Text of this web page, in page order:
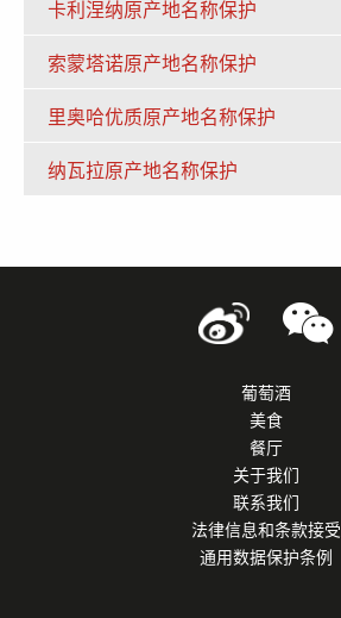
卡利涅纳原产地名称保护
索蒙塔诺原产地名称保护
里奥哈优质原产地名称保护
纳瓦拉原产地名称保护
葡萄酒
美食
餐厅
关于我们
联系我们
法律信息和条款接受
通用数据保护条例